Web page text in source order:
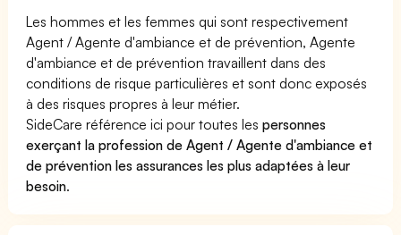
Les hommes et les femmes qui sont respectivement
Agent / Agente d'ambiance et de prévention, Agente
d'ambiance et de prévention travaillent dans des
conditions de risque particulières et sont donc exposés
à des risques propres à leur métier.
SideCare référence ici pour toutes lespersonnes
exerçant la profession de Agent / Agente d'ambiance et
de prévention les assurances les plus adaptées à leur
besoin.